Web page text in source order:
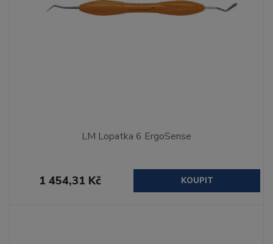
LM Lopatka 6 ErgoSense
1 454,31 Kč KOUPIT